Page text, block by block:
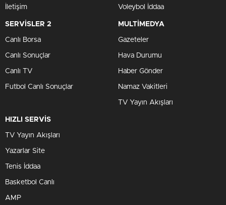
İletişim Voleybol İddaa
SERVİSLER 2
Canlı Borsa
Canlı Sonuçlar
Canlı TV
Futbol Canlı Sonuçlar
MULTİMEDYA
Gazeteler
Hava Durumu
Haber Gönder
Namaz Vakitleri
TV Yayın Akışları
HIZLI SERVİS
TV Yayın Akışları
Yazarlar Site
Tenis İddaa
Basketbol Canlı
AMP